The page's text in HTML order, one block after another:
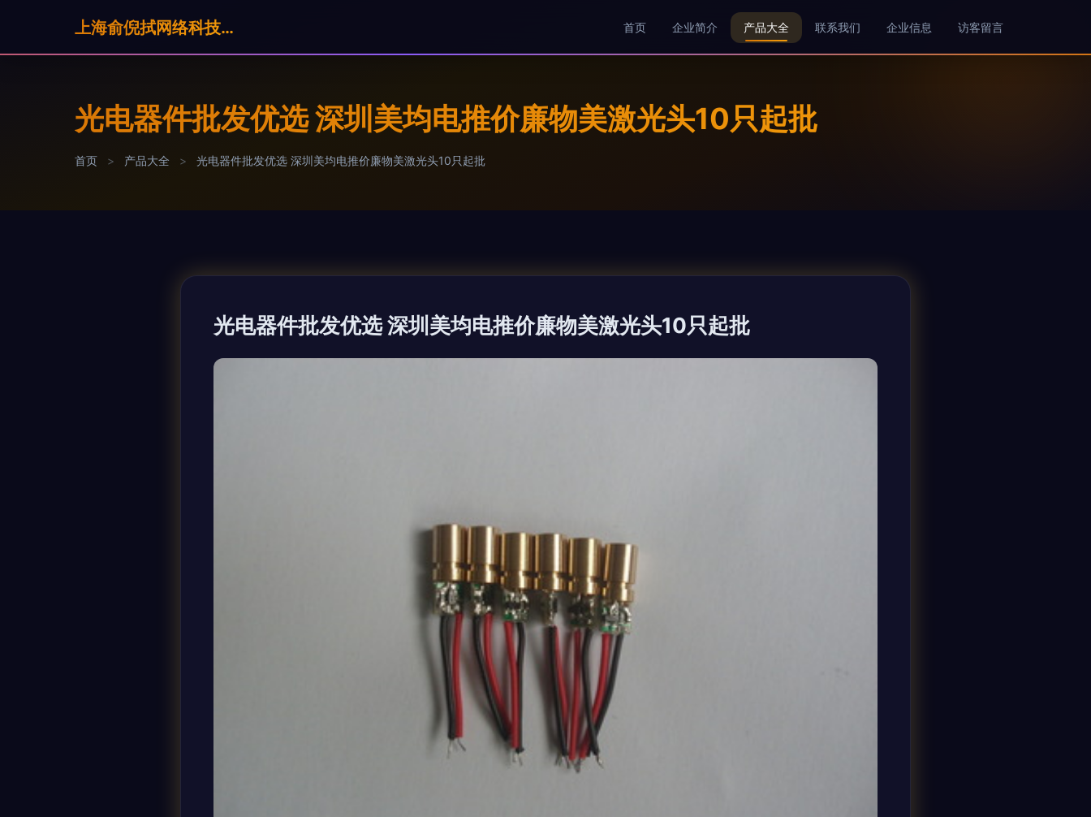
上海俞倪拭网络科技有限公司 首页 企业简介 产品大全 联系我们 企业信息 访客留言
光电器件批发优选 深圳美均电推价廉物美激光头10只起批
首页 > 产品大全 > 光电器件批发优选 深圳美均电推价廉物美激光头10只起批
光电器件批发优选 深圳美均电推价廉物美激光头10只起批